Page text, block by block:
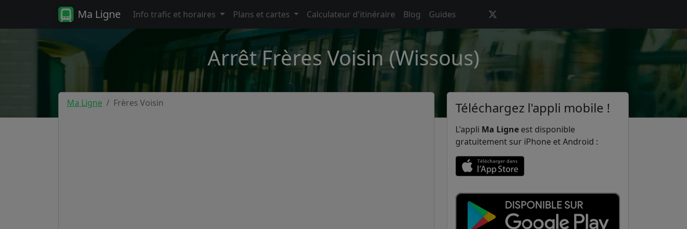
Ma Ligne Info trafic et horaires Plans et cartes Calculateur d'itinéraire Blog Guides
Arrêt Frères Voisin (Wissous)
Ma Ligne Frères Voisin Téléchargez l'appli mobile !
L'appli Ma Ligne est disponible
gratuitement sur iPhone et Android :